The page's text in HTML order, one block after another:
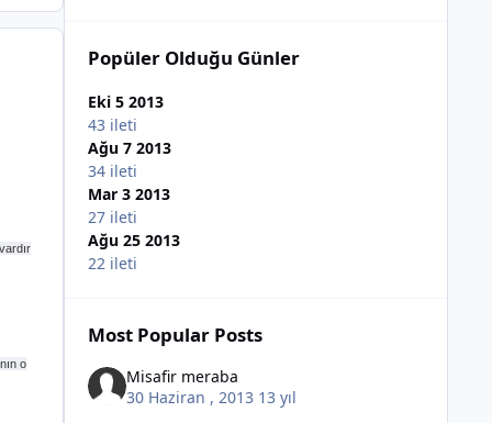
o
Popüler Olduğu Günler
Eki 5 2013
43 ileti
Ağu 7 2013
34 ileti
Mar 3 2013
27 ileti
Ağu 25 2013
22 ileti
Most Popular Posts
Misafir meraba
30 Haziran , 2013 13 yıl